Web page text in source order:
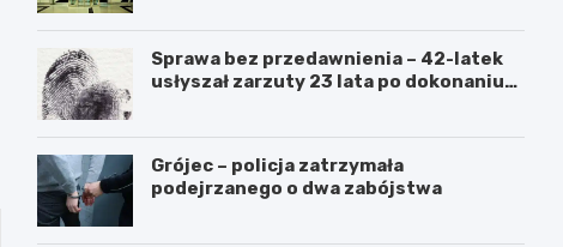
Sprawa bez przedawnienia – 42-latek
usłyszał zarzuty 23 lata po dokonaniu
Grójec – policja zatrzymała
podejrzanego o dwa zabójstwa